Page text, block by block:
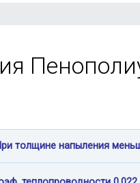
толщине напыления